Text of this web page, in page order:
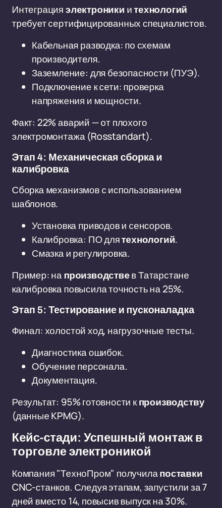
Интеграцияэлектроники итехнологий
требует сертифицированных специалистов.
Кабельная разводка: по схемам
производителя.
Заземление: для безопасности (ПУЭ).
Подключение к сети: проверка
напряжения и мощности.
Факт: 22% аварий — от плохого
электромонтажа (Rosstandart).
Этап 4: Механическая сборка и
калибровка
Сборка механизмов с использованием
шаблонов.
Установка приводов и сенсоров.
Калибровка: ПО длятехнологий.
Смазка и регулировка.
Пример: напроизводствев Татарстане
калибровка повысила точность на 25%.
Этап 5: Тестирование и пусконаладка
Финал: холостой ход, нагрузочные тесты.
Диагностика ошибок.
Обучение персонала.
Документация.
Результат: 95% готовности кпроизводству
(данные KPMG).
Кейс-стади: Успешный монтаж в
торговле электроникой
Компания "ТехноПром" получилапоставки
CNC-станков. Следуя этапам, запустили за 7
дней вместо 14, повысив выпуск на 30%.